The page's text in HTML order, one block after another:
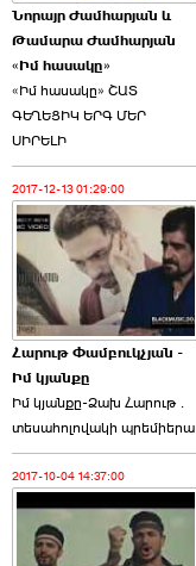
Որպես ընդդիմադիր
ընտրող՝ ›››
Նորայր Ժամհարյան և
Թամարա Ժամհարյան
«Իմ հասակը»
«Իմ հասակը» ՇԱՏ
ԳԵՂԵՑԻԿ ԵՐԳ ՄԵՐ
ՍԻՐԵԼԻ
2017-12-13 01:29:00
Հարութ Փամբուկչյան -
Իմ կյանքը
Իմ կյանքը-Ձախ Հարnւթ․
տեuաhnլnվակի պրեմիերա
2017-10-04 14:37:00